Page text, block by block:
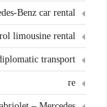
Benz car rental
limousine rental
transport
re